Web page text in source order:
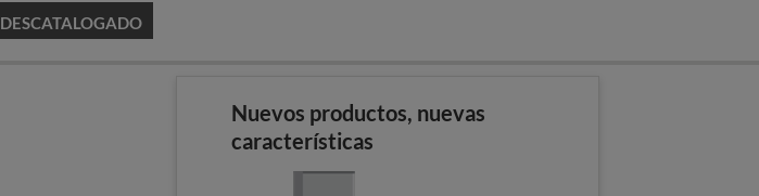
DESCATALOGADO
Nuevos productos, nuevas
características